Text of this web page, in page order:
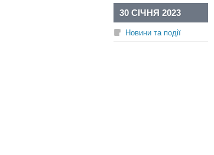
30 СІЧНЯ 2023
Новини та події